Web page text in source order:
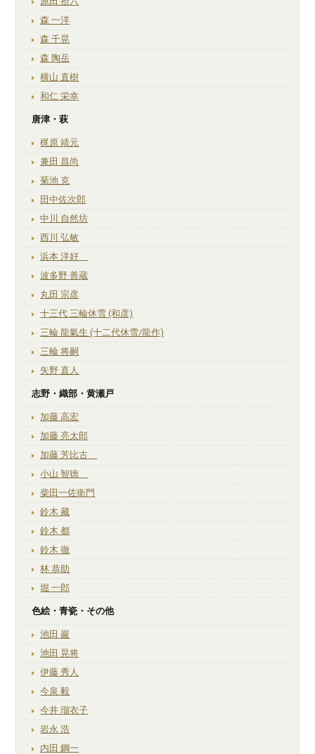
森 一洋
森 千晃
森 陶岳
横山 直樹
和仁 栄幸
唐津・萩
梶原 靖元
兼田 昌尚
菊池 克
田中佐次郎
中川 自然坊
西川 弘敏
浜本 洋好
波多野 善蔵
丸田 宗彦
十三代 三輪休雪 (和彦)
三輪 龍氣生 (十二代休雪/龍作)
三輪 将嗣
矢野 直人
志野・織部・黄瀬戸
加藤 高宏
加藤 亮太郎
加藤 芳比古
小山 智徳
柴田一佐衛門
鈴木 藏
鈴木 都
鈴木 徹
林 恭助
堀 一郎
色絵・青瓷・その他
池田 巖
池田 晃将
伊藤 秀人
今泉 毅
今井 瑠衣子
岩永 浩
内田 鋼一